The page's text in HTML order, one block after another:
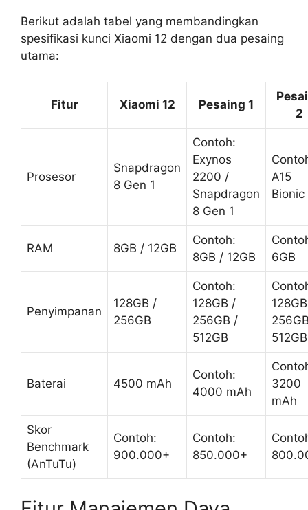
Berikut adalah tabel yang membandingkan
spesifikasi kunci Xiaomi 12 dengan dua pesaing
utama:
Fitur Xiaomi 12 Pesaing 1
2
Prosesor
Snapdragon
8 Gen 1
Contoh:
Exynos
2200 /
Snapdragon
8 Gen 1
A15
Bionic
RAM 8GB / 12GB
Contoh:
8GB / 12GB
6GB
Penyimpanan
128GB /
256GB
Contoh:
128GB /
256GB /
512GB
512GB
Baterai 4500 mAh
Contoh:
4000 mAh
3200
mAh
Skor
Benchmark
(AnTuTu)
Contoh:
900.000+
Contoh:
850.000+